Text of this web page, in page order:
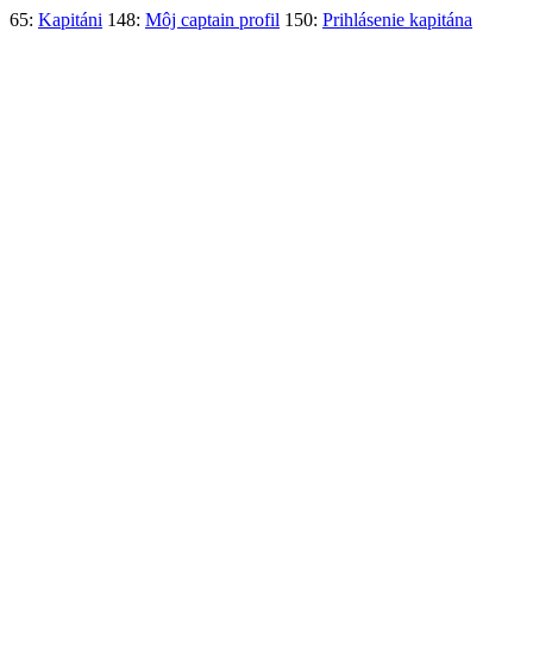
65: Kapitáni 148: Môj captain profil 150: Prihlásenie kapitána